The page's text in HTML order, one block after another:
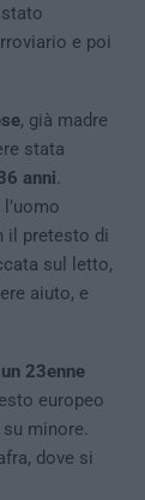
e poi
, già madre
stata
anni.
il pretesto di
sul letto,
aiuto, e
un 23enne
europeo
minore.
dove si